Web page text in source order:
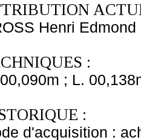
Henri Edmond
:
; L.
:
d'acquisition :